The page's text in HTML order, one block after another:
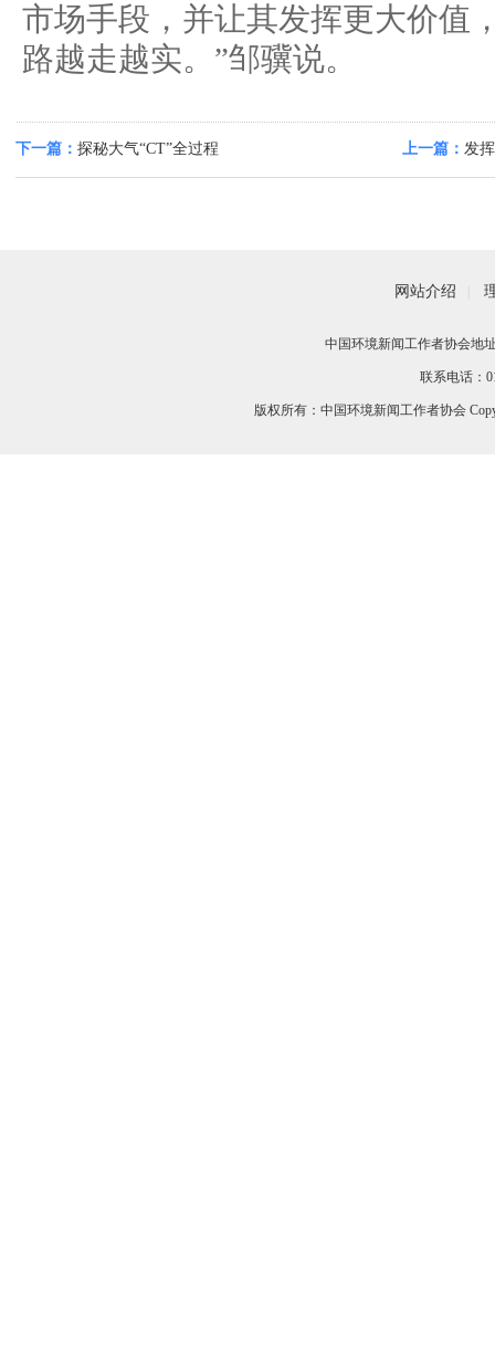
市场手段，并让其发挥更大价值
路越走越实。”邹骥说。
下一篇： 探秘大气“CT”全过程 上一篇： 发
网站介绍
中国环境新闻工作者协会地
联系电话：
版权所有：中国环境新闻工作者协会